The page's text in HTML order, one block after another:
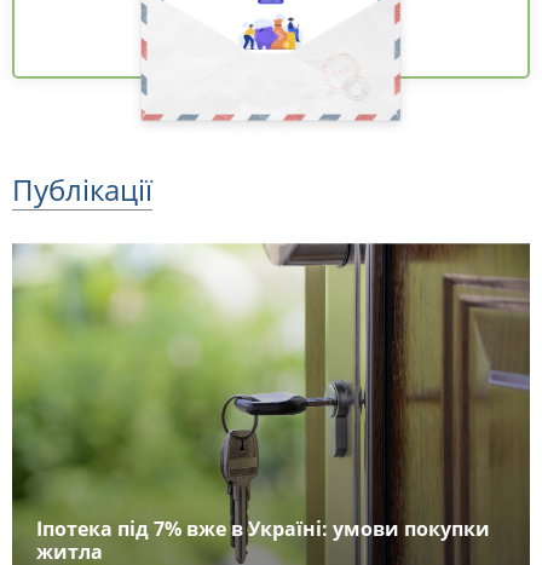
Публікації
Іпотека під 7% вже в Україні: умови покупки
житла